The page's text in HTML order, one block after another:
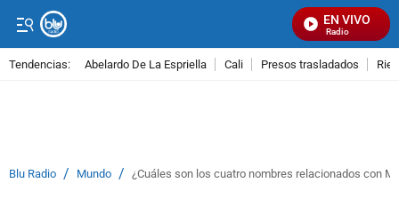
EN VIVO
Señal Visual Radio
Tendencias: Abelardo De La Espriella Cali Presos trasladados
Blu Radio / Mundo / ¿Cuáles son los cuatro nombres relacionados con